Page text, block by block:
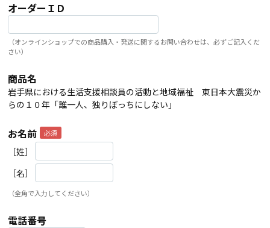
オーダーＩＤ
（オンラインショップでの商品購入・発送に関するお問い合わせは、必ずご記入くだ
さい）
商品名
岩手県における生活支援相談員の活動と地域福祉 東日本大震災か
らの１０年「誰一人、独りぼっちにしない」
お名前
［姓］
［名］
（全角で入力してください）
電話番号